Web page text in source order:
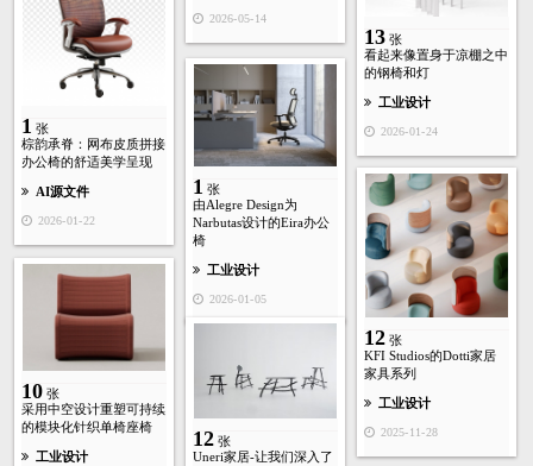
2026-05-14
13 张
看起来像置身于凉棚之中
的钢椅和灯
工业设计
2026-01-24
1 张
棕韵承脊：网布皮质拼接
办公椅的舒适美学呈现
AI源文件
2026-01-22
1 张
由Alegre Design为
Narbutas设计的Eira办公
椅
工业设计
2026-01-05
12 张
KFI Studios的Dotti家居
家具系列
工业设计
2025-11-28
10 张
采用中空设计重塑可持续
的模块化针织单椅座椅
工业设计
12 张
Uneri家居-让我们深入了